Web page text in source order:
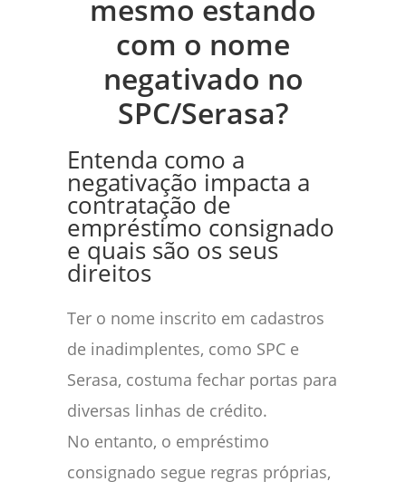
mesmo estando
com o nome
negativado no
SPC/Serasa?
Entenda como a
negativação impacta a
contratação de
empréstimo consignado
e quais são os seus
direitos
Ter o nome inscrito em cadastros
de inadimplentes, como SPC e
Serasa, costuma fechar portas para
diversas linhas de crédito.
No entanto, o empréstimo
consignado segue regras próprias,